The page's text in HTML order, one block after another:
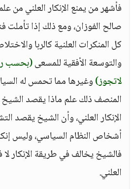
فأشهر من يمنع الإنكار العلني من
صالح الفوزان، ومع ذلك إذا تأملت
كل المنكرات العلنية كالربا
والتوسعة الأفقية للمسعى(بحسب
لاتجوز)وغيرها مما تحمس له
المنصف ذلك علم ماذا يقصد الشيخ
الإنكار العلني، وأن الشيخ يقصد
أشخاص النظام السياسي، وليس
فالشيخ يخالف في طريقة الإنكار لا
العلني.